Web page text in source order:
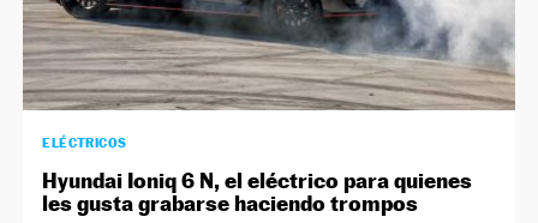
ELÉCTRICOS
Hyundai Ioniq 6 N, el eléctrico para quienes
les gusta grabarse haciendo trompos